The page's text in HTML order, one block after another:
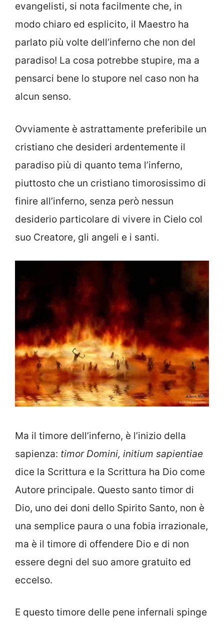
evangelisti, si nota facilmente che, in
modo chiaro ed esplicito, il Maestro ha
parlato più volte dell’inferno che non del
paradiso! La cosa potrebbe stupire, ma a
pensarci bene lo stupore nel caso non ha
alcun senso.
Ovviamente è astrattamente preferibile un
cristiano che desideri ardentemente il
paradiso più di quanto tema l’inferno,
piuttosto che un cristiano timorosissimo di
finire all’inferno, senza però nessun
desiderio particolare di vivere in Cielo col
suo Creatore, gli angeli e i santi.
Ma il timore dell’inferno, è l’inizio della
sapienza: timor Domini, initium sapientiae
dice la Scrittura e la Scrittura ha Dio come
Autore principale. Questo santo timor di
Dio, uno dei doni dello Spirito Santo, non è
una semplice paura o una fobia irrazionale,
ma è il timore di offendere Dio e di non
essere degni del suo amore gratuito ed
eccelso.
E questo timore delle pene infernali spinge